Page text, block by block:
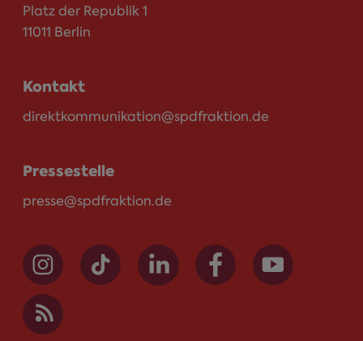
Platz der Republik 1
11011 Berlin
Kontakt
direktkommunikation@spdfraktion.de
Pressestelle
presse@spdfraktion.de